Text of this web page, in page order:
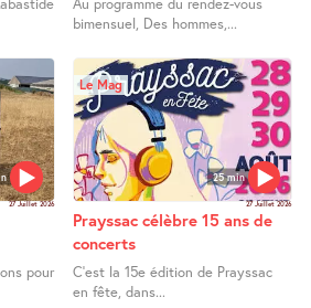
bimensuel, Des hommes,...
27 Juillet 2026
pour
25 min
Le Mag
27 Juillet 2026
Prayssac célèbre 15 ans de
concerts
C’est la 15e édition de Prayssac
en fête, dans...